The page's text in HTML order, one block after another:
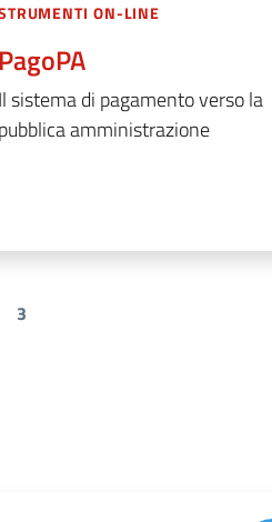
ON-LINE
sistema di pagamento verso la
amministrazione
Pagina
3